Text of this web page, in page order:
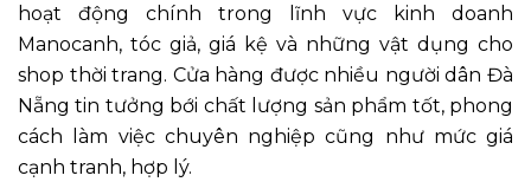
hoạt động chính trong lĩnh vực kinh doanh
Manocanh, tóc giả, giá kệ và những vật dụng cho
shop thời trang. Cửa hàng được nhiều người dân Đà
Nẵng tin tưởng bới chất lượng sản phẩm tốt, phong
cách làm việc chuyên nghiệp cũng như mức giá
cạnh tranh, hợp lý.